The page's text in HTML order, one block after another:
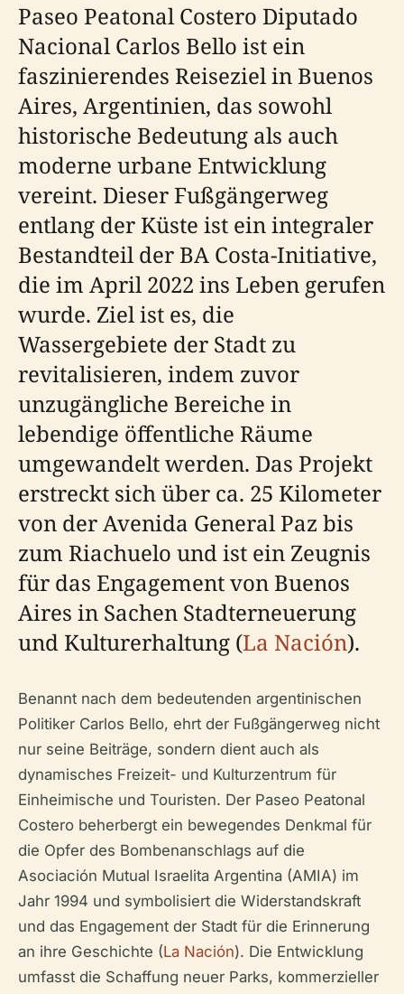
Paseo Peatonal Costero Diputado
Nacional Carlos Bello ist ein
faszinierendes Reiseziel in Buenos
Aires, Argentinien, das sowohl
historische Bedeutung als auch
moderne urbane Entwicklung
vereint. Dieser Fußgängerweg
entlang der Küste ist ein integraler
Bestandteil der BA Costa-Initiative,
die im April 2022 ins Leben gerufen
wurde. Ziel ist es, die
Wassergebiete der Stadt zu
revitalisieren, indem zuvor
unzugängliche Bereiche in
lebendige öffentliche Räume
umgewandelt werden. Das Projekt
erstreckt sich über ca. 25 Kilometer
von der Avenida General Paz bis
zum Riachuelo und ist ein Zeugnis
für das Engagement von Buenos
Aires in Sachen Stadterneuerung
und Kulturerhaltung (La Nación).
Benannt nach dem bedeutenden argentinischen
Politiker Carlos Bello, ehrt der Fußgängerweg nicht
nur seine Beiträge, sondern dient auch als
dynamisches Freizeit- und Kulturzentrum für
Einheimische und Touristen. Der Paseo Peatonal
Costero beherbergt ein bewegendes Denkmal für
die Opfer des Bombenanschlags auf die
Asociación Mutual Israelita Argentina (AMIA) im
Jahr 1994 und symbolisiert die Widerstandskraft
und das Engagement der Stadt für die Erinnerung
an ihre Geschichte (La Nación). Die Entwicklung
umfasst die Schaffung neuer Parks, kommerzieller